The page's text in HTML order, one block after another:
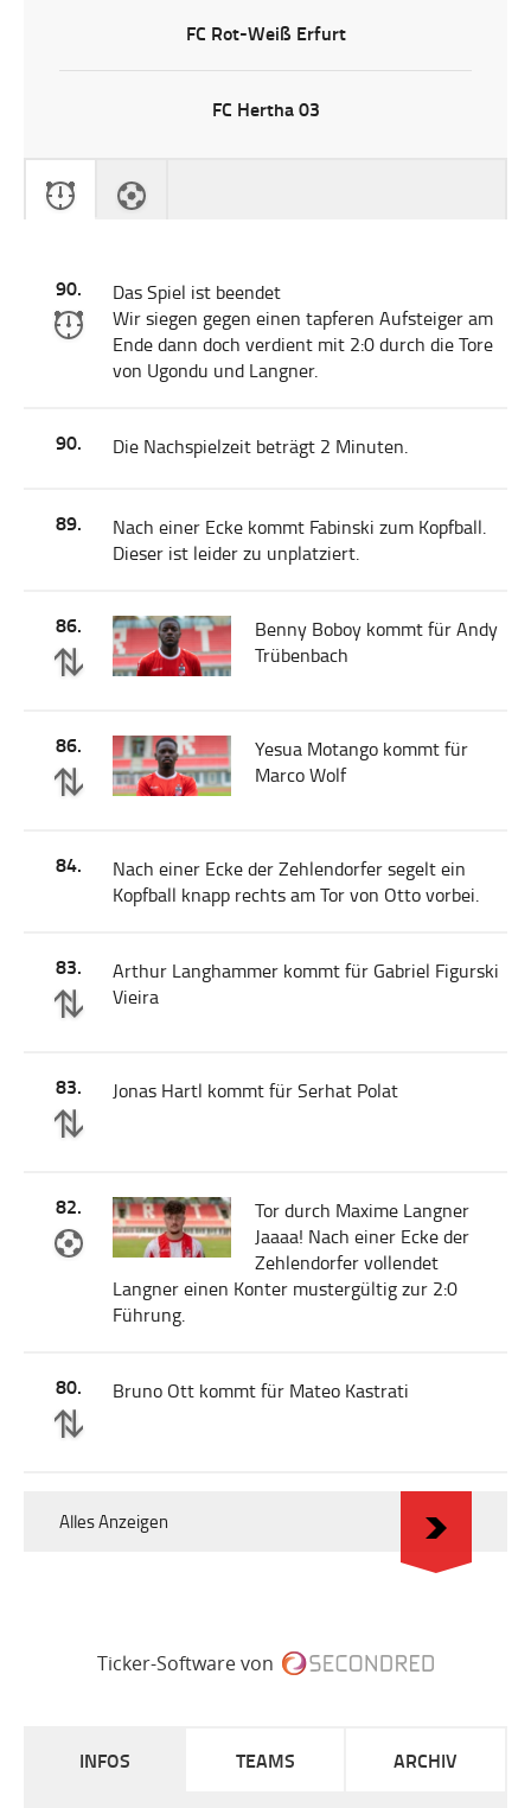
FC Rot-Weiß Erfurt
FC Hertha 03
90.
Das Spiel ist beendet
Wir siegen gegen einen tapferen Aufsteiger am
Ende dann doch verdient mit 2:0 durch die Tore
von Ugondu und Langner.
90. Die Nachspielzeit beträgt 2 Minuten.
89.
Nach einer Ecke kommt Fabinski zum Kopfball.
Dieser ist leider zu unplatziert.
86.
Benny Boboy kommt für Andy
Trübenbach
86.
Yesua Motango kommt für
Marco Wolf
84.
Nach einer Ecke der Zehlendorfer segelt ein
Kopfball knapp rechts am Tor von Otto vorbei.
83.
Arthur Langhammer kommt für Gabriel Figurski
Vieira
83. Jonas Hartl kommt für Serhat Polat
82.
Tor durch Maxime Langner
Jaaaa! Nach einer Ecke der
Zehlendorfer vollendet
Langner einen Konter mustergültig zur 2:0
Führung.
80. Bruno Ott kommt für Mateo Kastrati
Alles Anzeigen
Ticker-Software von
INFOS TEAMS ARCHIV